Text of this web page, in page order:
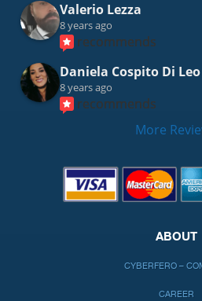
Valerio Lezza
8 years ago
recommends
Daniela Cospito Di Leo
8 years ago
recommends
More
ABOUT
CYBERFERO –
CAREER